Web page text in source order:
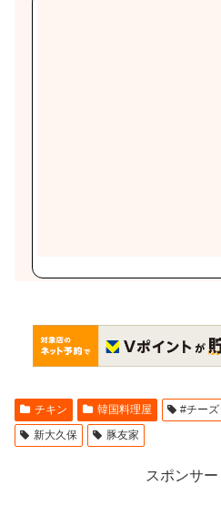
チキン 韓国料理屋 #チー
新大久保
豚友家
スポンサー